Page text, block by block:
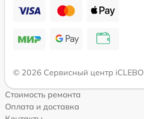
© 2026 Сервисный центр iCLEBO
Стоимость ремонта
Оплата и доставка